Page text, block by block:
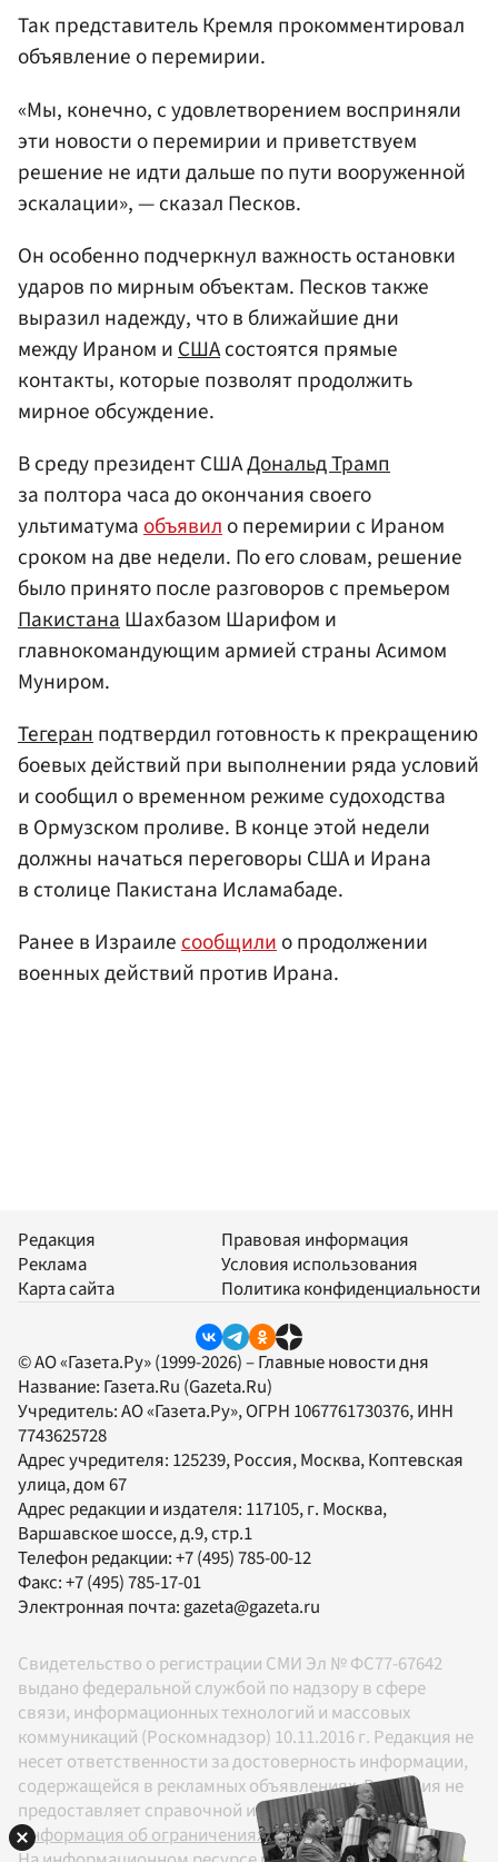
Так представитель Кремля прокомментировал
объявление о перемирии.
«Мы, конечно, с удовлетворением восприняли
эти новости о перемирии и приветствуем
решение не идти дальше по пути вооруженной
эскалации», — сказал Песков.
Он особенно подчеркнул важность остановки
ударов по мирным объектам. Песков также
выразил надежду, что в ближайшие дни
между Ираном иСШАсостоятся прямые
контакты, которые позволят продолжить
мирное обсуждение.
В среду президент СШАДональд Трамп
за полтора часа до окончания своего
ультиматумаобъявило перемирии с Ираном
сроком на две недели. По его словам, решение
было принято после разговоров с премьером
ПакистанаШахбазом Шарифом и
главнокомандующим армией страны Асимом
Муниром.
Тегеранподтвердил готовность к прекращению
боевых действий при выполнении ряда условий
и сообщил о временном режиме судоходства
в Ормузском проливе. В конце этой недели
должны начаться переговоры США и Ирана
в столице Пакистана Исламабаде.
Ранее в Израилесообщилио продолжении
военных действий против Ирана.
Редакция
Реклама
Карта сайта
Правовая информация
Условия использования
Политика конфиденциальности
© АО «Газета.Ру» (1999-2026) – Главные новости дня
Название: Газета.Ru (Gazeta.Ru)
Учредитель:АО «Газета.Ру», ОГРН 1067761730376, ИНН
7743625728
Адрес учредителя: 125239, Россия, Москва, Коптевская
улица, дом 67
Адрес редакции и издателя: 117105, г. Москва,
Варшавское шоссе, д.9, стр.1
Телефон редакции:+7 (495) 785-00-12
Факс:+7 (495) 785-17-01
Электронная почта: gazeta@gazeta.ru
Свидетельство о регистрации СМИ Эл № ФС77-67642
выдано федеральной службой по надзору в сфере
связи, информационных технологий и массовых
коммуникаций (Роскомнадзор) 10.11.2016 г. Редакция не
несет ответственности за достоверность информации,
содержащейся в рекламных объявлениях. Редакция не
предоставляет справочной информации.
Информация об ограничениях